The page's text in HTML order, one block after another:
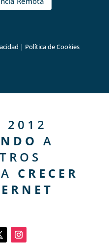
| Política de Cookies
2012
A
CRECER